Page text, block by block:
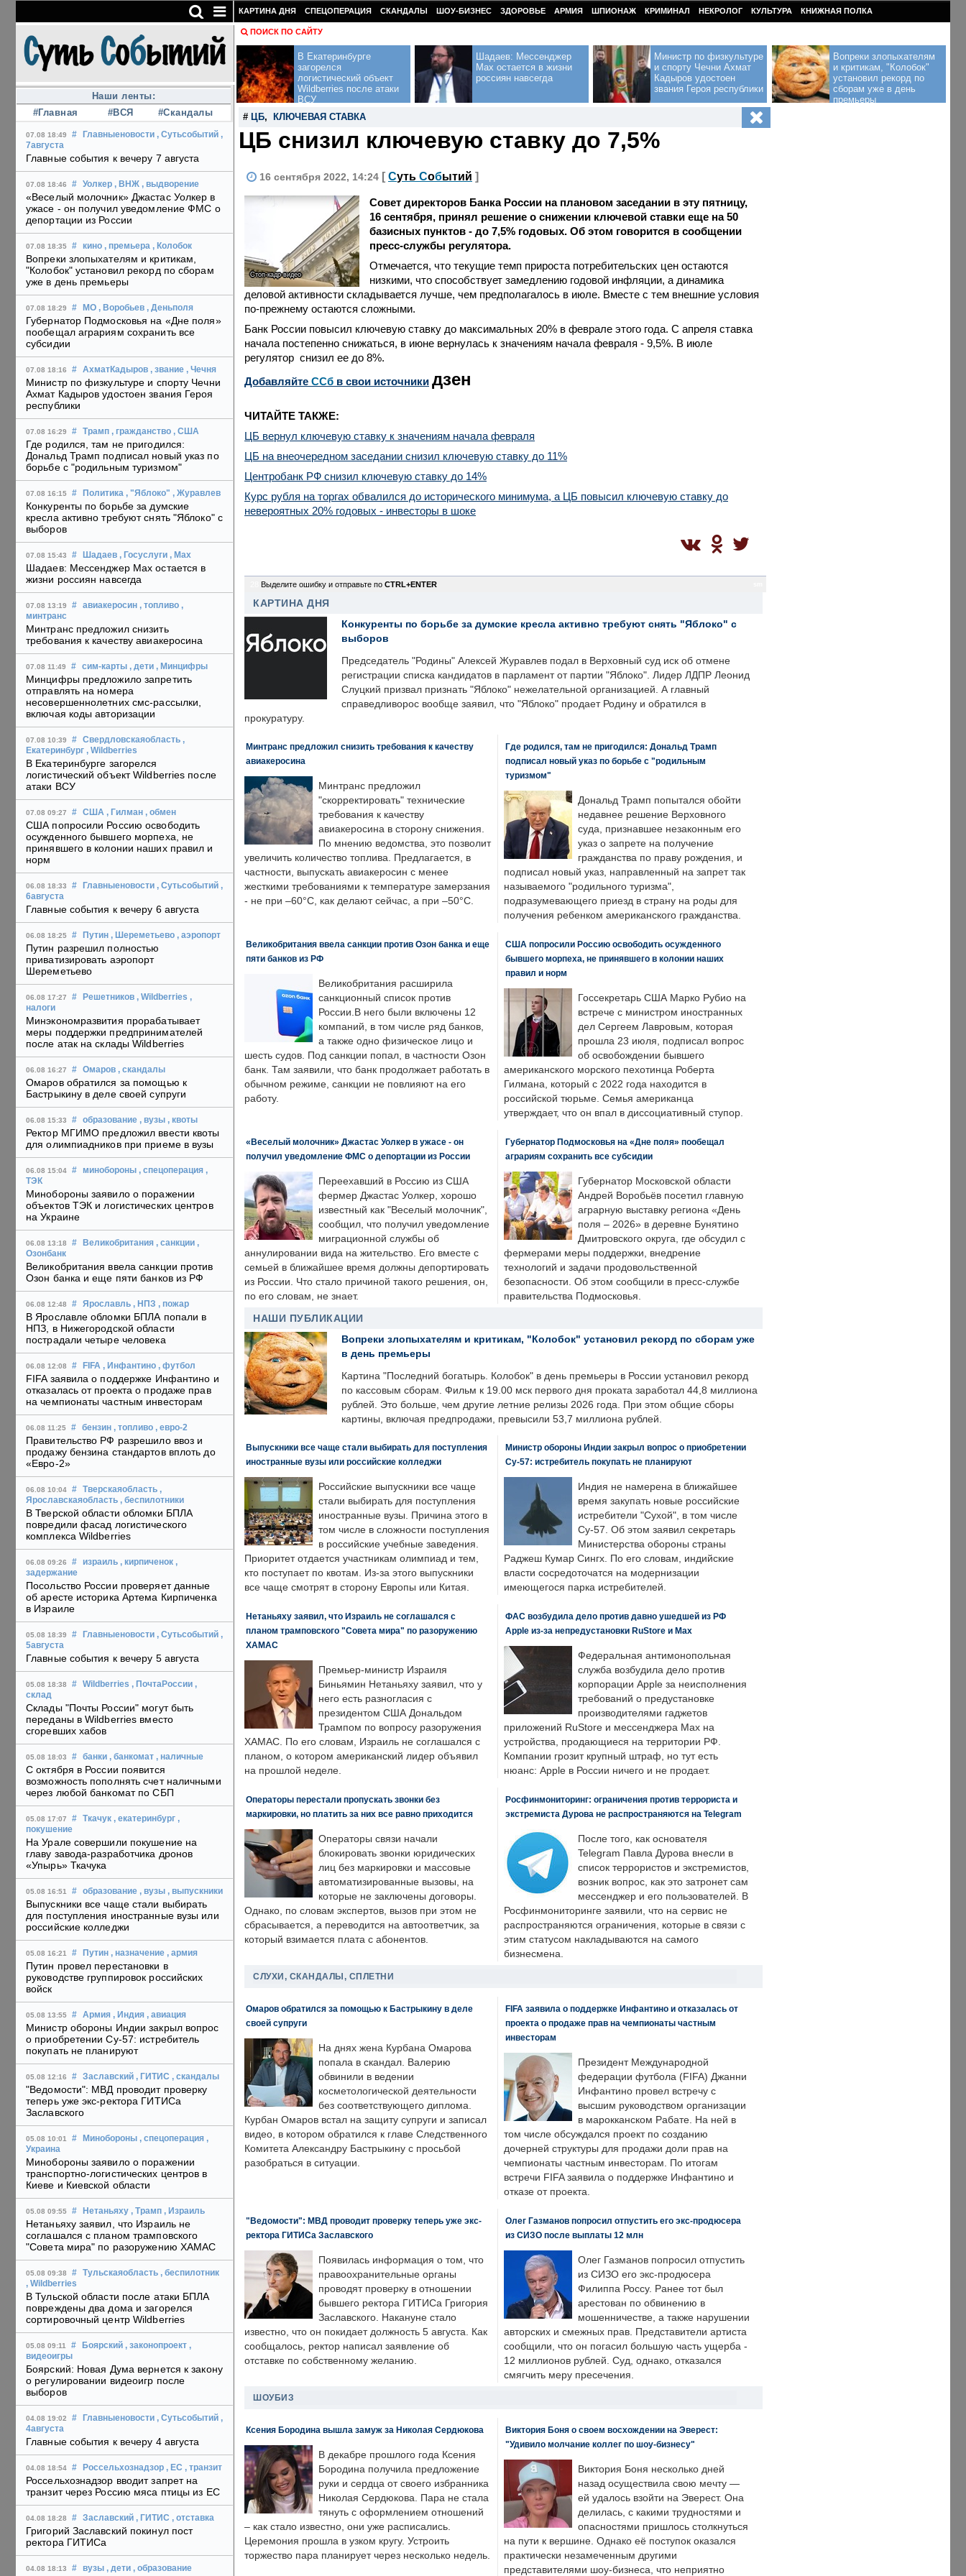
Наши ленты:
#Главная
#ВСЯ #Скандалы
07.08 18:49 # Главныеновости , Сутьсобытий ,
7августа
Главные события к вечеру 7 августа
07.08 18:46 # Уолкер , ВНЖ , выдворение
«Веселый молочник» Джастас Уолкер в
ужасе - он получил уведомление ФМС о
депортации из России
07.08 18:35 # кино , премьера , Колобок
Вопреки злопыхателям и критикам,
"Колобок" установил рекорд по сборам
уже в день премьеры
07.08 18:29 # МО , Воробьев , Деньполя
Губернатор Подмосковья на «Дне поля»
пообещал аграриям сохранить все
субсидии
07.08 18:16 # АхматКадыров , звание , Чечня
Министр по физкультуре и спорту Чечни
Ахмат Кадыров удостоен звания Героя
республики
07.08 16:29 # Трамп , гражданство , США
Где родился, там не пригодился:
Дональд Трамп подписал новый указ по
борьбе с "родильным туризмом"
07.08 16:15 # Политика , "Яблоко" , Журавлев
Конкуренты по борьбе за думские
кресла активно требуют снять "Яблоко" с
выборов
07.08 15:43 # Шадаев , Госуслуги , Max
Шадаев: Мессенджер Max остается в
жизни россиян навсегда
07.08 13:19 # авиакеросин , топливо ,
минтранс
Минтранс предложил снизить
требования к качеству авиакеросина
07.08 11:49 # сим-карты , дети , Минцифры
Минцифры предложило запретить
отправлять на номера
несовершеннолетних смс-рассылки,
включая коды авторизации
07.08 10:39 # Свердловскаяобласть ,
Екатеринбург , Wildberries
В Екатеринбурге загорелся
логистический объект Wildberries после
атаки ВСУ
07.08 09:27 # США , Гилман , обмен
США попросили Россию освободить
осужденного бывшего морпеха, не
принявшего в колонии наших правил и
норм
06.08 18:33 # Главныеновости , Сутьсобытий ,
6августа
Главные события к вечеру 6 августа
06.08 18:25 # Путин , Шереметьево , аэропорт
Путин разрешил полностью
приватизировать аэропорт
Шереметьево
06.08 17:27 # Решетников , Wildberries ,
налоги
Минэкономразвития прорабатывает
меры поддержки предпринимателей
после атак на склады Wildberries
06.08 16:27 # Омаров , скандалы
Омаров обратился за помощью к
Бастрыкину в деле своей супруги
06.08 15:33 # образование , вузы , квоты
Ректор МГИМО предложил ввести квоты
для олимпиадников при приеме в вузы
06.08 15:04 # минобороны , спецоперация ,
ТЭК
Минобороны заявило о поражении
объектов ТЭК и логистических центров
на Украине
06.08 13:18 # Великобритания , санкции ,
Озонбанк
Великобритания ввела санкции против
Озон банка и еще пяти банков из РФ
06.08 12:48 # Ярославль , НПЗ , пожар
В Ярославле обломки БПЛА попали в
НПЗ, в Нижегородской области
пострадали четыре человека
06.08 12:08 # FIFA , Инфантино , футбол
FIFA заявила о поддержке Инфантино и
отказалась от проекта о продаже прав
на чемпионаты частным инвесторам
06.08 11:25 # бензин , топливо , евро-2
Правительство РФ разрешило ввоз и
продажу бензина стандартов вплоть до
«Евро-2»
06.08 10:04 # Тверскаяобласть ,
Ярославскаяобласть , беспилотники
В Тверской области обломки БПЛА
повредили фасад логистического
комплекса Wildberries
06.08 09:26 # израиль , кирпиченок ,
задержание
Посольство России проверяет данные
об аресте историка Артема Кирпиченка
в Израиле
05.08 18:39 # Главныеновости , Сутьсобытий ,
5августа
Главные события к вечеру 5 августа
05.08 18:38 # Wildberries , ПочтаРоссии ,
склад
Склады "Почты России" могут быть
переданы в Wildberries вместо
сгоревших хабов
05.08 18:03 # банки , банкомат , наличные
С октября в России появится
возможность пополнять счет наличными
через любой банкомат по СБП
05.08 17:07 # Ткачук , екатеринбург ,
покушение
На Урале совершили покушение на
главу завода-разработчика дронов
«Упырь» Ткачука
05.08 16:51 # образование , вузы , выпускники
Выпускники все чаще стали выбирать
для поступления иностранные вузы или
российские колледжи
05.08 16:21 # Путин , назначение , армия
Путин провел перестановки в
руководстве группировок российских
войск
05.08 13:55 # Армия , Индия , авиация
Министр обороны Индии закрыл вопрос
о приобретении Су-57: истребитель
покупать не планируют
05.08 12:16 # Заславский , ГИТИС , скандалы
"Ведомости": МВД проводит проверку
теперь уже экс-ректора ГИТИСа
Заславского
05.08 10:01 # Минобороны , спецоперация ,
Украина
Минобороны заявило о поражении
транспортно-логистических центров в
Киеве и Киевской области
05.08 09:55 # Нетаньяху , Трамп , Израиль
Нетаньяху заявил, что Израиль не
соглашался с планом трамповского
"Совета мира" по разоружению ХАМАС
05.08 09:38 # Тульскаяобласть , беспилотник
, Wildberries
В Тульской области после атаки БПЛА
повреждены два дома и загорелся
сортировочный центр Wildberries
05.08 09:11 # Боярский , законопроект ,
видеоигры
Боярский: Новая Дума вернется к закону
о регулировании видеоигр после
выборов
04.08 19:02 # Главныеновости , Сутьсобытий ,
4августа
Главные события к вечеру 4 августа
04.08 18:54 # Россельхознадзор , ЕС , транзит
Россельхознадзор вводит запрет на
транзит через Россию мяса птицы из ЕС
04.08 18:28 # Заславский , ГИТИС , отставка
Григорий Заславский покинул пост
ректора ГИТИСа
04.08 18:13 # вузы , дети , образование
КАРТИНА ДНЯ СПЕЦОПЕРАЦИЯ СКАНДАЛЫ ШОУ-БИЗНЕС ЗДОРОВЬЕ АРМИЯ ШПИОНАЖ КРИМИНАЛ НЕКРОЛОГ КУЛЬТУРА КНИЖНАЯ ПОЛКА
ПОИСК ПО САЙТУ
В Екатеринбурге
загорелся
логистический объект
Wildberries после атаки
ВСУ
Шадаев: Мессенджер
Max остается в жизни
россиян навсегда
Министр по физкультуре
и спорту Чечни Ахмат
Кадыров удостоен
звания Героя республики
Вопреки злопыхателям
и критикам, "Колобок"
установил рекорд по
сборам уже в день
премьеры
# ЦБ, КЛЮЧЕВАЯ СТАВКА
ЦБ снизил ключевую ставку до 7,5%
16 сентября 2022, 14:24 [ Суть Событий ]
Стоп-кадр видео
Совет директоров Банка России на плановом заседании в эту пятницу,
16 сентября, принял решение о снижении ключевой ставки еще на 50
базисных пунктов - до 7,5% годовых. Об этом говорится в сообщении
пресс-службы регулятора.
Отмечается, что текущие темп прироста потребительских цен остаются
низкими, что способствует замедлению годовой инфляции, а динамика
деловой активности складывается лучше, чем предполагалось в июле. Вместе с тем внешние условия
по-прежнему остаются сложными.
Банк России повысил ключевую ставку до максимальных 20% в феврале этого года. С апреля ставка
начала постепенно снижаться, в июне вернулась к значениям начала февраля - 9,5%. В июле
регулятор снизил ее до 8%.
Добавляйте CСб в свои источники дзен
ЧИТАЙТЕ ТАКЖЕ:
ЦБ вернул ключевую ставку к значениям начала февраля
ЦБ на внеочередном заседании снизил ключевую ставку до 11%
Центробанк РФ снизил ключевую ставку до 14%
Курс рубля на торгах обвалился до исторического минимума, а ЦБ повысил ключевую ставку до
невероятных 20% годовых - инвесторы в шоке
Выделите ошибку и отправьте по CTRL+ENTER
КАРТИНА ДНЯ
Конкуренты по борьбе за думские кресла активно требуют снять "Яблоко" с
выборов
Председатель "Родины" Алексей Журавлев подал в Верховный суд иск об отмене
регистрации списка кандидатов в парламент от партии "Яблоко". Лидер ЛДПР Леонид
Слуцкий призвал признать "Яблоко" нежелательной организацией. А главный
справедливорос вообще заявил, что "Яблоко" продает Родину и обратился в
прокуратуру.
Минтранс предложил снизить требования к качеству
авиакеросина
Минтранс предложил
"скорректировать" технические
требования к качеству
авиакеросина в сторону снижения.
По мнению ведомства, это позволит
увеличить количество топлива. Предлагается, в
частности, выпускать авиакеросин с менее
жесткими требованиями к температуре замерзания
- не при –60°C, как делают сейчас, а при –50°C.
Где родился, там не пригодился: Дональд Трамп
подписал новый указ по борьбе с "родильным
туризмом"
Дональд Трамп попытался обойти
недавнее решение Верховного
суда, признавшее незаконным его
указ о запрете на получение
гражданства по праву рождения, и
подписал новый указ, направленный на запрет так
называемого "родильного туризма",
подразумевающего приезд в страну на роды для
получения ребенком американского гражданства.
Великобритания ввела санкции против Озон банка и еще
пяти банков из РФ
Великобритания расширила
санкционный список против
России.В него были включены 12
компаний, в том числе ряд банков,
а также одно физическое лицо и
шесть судов. Под санкции попал, в частности Озон
банк. Там заявили, что банк продолжает работать в
обычном режиме, санкции не повлияют на его
работу.
США попросили Россию освободить осужденного
бывшего морпеха, не принявшего в колонии наших
правил и норм
Госсекретарь США Марко Рубио на
встрече с министром иностранных
дел Сергеем Лавровым, которая
прошла 23 июля, подписал вопрос
об освобождении бывшего
американского морского пехотинца Роберта
Гилмана, который с 2022 года находится в
российской тюрьме. Семья американца
утверждает, что он впал в диссоциативный ступор.
«Веселый молочник» Джастас Уолкер в ужасе - он
получил уведомление ФМС о депортации из России
Переехавший в Россию из США
фермер Джастас Уолкер, хорошо
известный как "Веселый молочник",
сообщил, что получил уведомление
миграционной службы об
аннулировании вида на жительство. Его вместе с
семьей в ближайшее время должны депортировать
из России. Что стало причиной такого решения, он,
по его словам, не знает.
Губернатор Подмосковья на «Дне поля» пообещал
аграриям сохранить все субсидии
Губернатор Московской области
Андрей Воробьёв посетил главную
аграрную выставку региона «День
поля – 2026» в деревне Бунятино
Дмитровского округа, где обсудил с
фермерами меры поддержки, внедрение
технологий и задачи продовольственной
безопасности. Об этом сообщили в пресс-службе
правительства Подмосковья.
НАШИ ПУБЛИКАЦИИ
Вопреки злопыхателям и критикам, "Колобок" установил рекорд по сборам уже
в день премьеры
Картина "Последний богатырь. Колобок" в день премьеры в России установил рекорд
по кассовым сборам. Фильм к 19.00 мск первого дня проката заработал 44,8 миллиона
рублей. Это больше, чем другие летние релизы 2026 года. При этом общие сборы
картины, включая предпродажи, превысили 53,7 миллиона рублей.
Выпускники все чаще стали выбирать для поступления
иностранные вузы или российские колледжи
Российские выпускники все чаще
стали выбирать для поступления
иностранные вузы. Причина этого в
том числе в сложности поступления
в российские учебные заведения.
Приоритет отдается участникам олимпиад и тем,
кто поступает по квотам. Из-за этого выпускники
все чаще смотрят в сторону Европы или Китая.
Министр обороны Индии закрыл вопрос о приобретении
Су-57: истребитель покупать не планируют
Индия не намерена в ближайшее
время закупать новые российские
истребители "Сухой", в том числе
Су-57. Об этом заявил секретарь
Министерства обороны страны
Раджеш Кумар Сингх. По его словам, индийские
власти сосредоточатся на модернизации
имеющегося парка истребителей.
Нетаньяху заявил, что Израиль не соглашался с
планом трамповского "Совета мира" по разоружению
ХАМАС
Премьер-министр Израиля
Биньямин Нетаньяху заявил, что у
него есть разногласия с
президентом США Дональдом
Трампом по вопросу разоружения
ХАМАС. По его словам, Израиль не соглашался с
планом, о котором американский лидер объявил
на прошлой неделе.
ФАС возбудила дело против давно ушедшей из РФ
Apple из-за непредустановки RuStore и Max
Федеральная антимонопольная
служба возбудила дело против
корпорации Apple за неисполнения
требований о предустановке
производителями гаджетов
приложений RuStore и мессенджера Max на
устройства, продающиеся на территории РФ.
Компании грозит крупный штраф, но тут есть
нюанс: Apple в России ничего и не продает.
Операторы перестали пропускать звонки без
маркировки, но платить за них все равно приходится
Операторы связи начали
блокировать звонки юридических
лиц без маркировки и массовые
автоматизированные вызовы, на
которые не заключены договоры.
Однако, по словам экспертов, вызов при этом не
сбрасывается, а переводится на автоответчик, за
который взимается плата с абонентов.
Росфинмониторинг: ограничения против террориста и
экстремиста Дурова не распространяются на Telegram
После того, как основателя
Telegram Павла Дурова внесли в
список террористов и экстремистов,
возник вопрос, как это затронет сам
мессенджер и его пользователей. В
Росфинмониторинге заявили, что на сервис не
распространяются ограничения, которые в связи с
этим статусом накладываются на самого
бизнесмена.
СЛУХИ, СКАНДАЛЫ, СПЛЕТНИ
Омаров обратился за помощью к Бастрыкину в деле
своей супруги
На днях жена Курбана Омарова
попала в скандал. Валерию
обвинили в ведении
косметологической деятельности
без соответствующего диплома.
Курбан Омаров встал на защиту супруги и записал
видео, в котором обратился к главе Следственного
Комитета Александру Бастрыкину с просьбой
разобраться в ситуации.
FIFA заявила о поддержке Инфантино и отказалась от
проекта о продаже прав на чемпионаты частным
инвесторам
Президент Международной
федерации футбола (FIFA) Джанни
Инфантино провел встречу с
высшим руководством организации
в марокканском Рабате. На ней в
том числе обсуждался проект по созданию
дочерней структуры для продажи доли прав на
чемпионаты частным инвесторам. По итогам
встречи FIFA заявила о поддержке Инфантино и
отказе от проекта.
"Ведомости": МВД проводит проверку теперь уже экс-
ректора ГИТИСа Заславского
Появилась информация о том, что
правоохранительные органы
проводят проверку в отношении
бывшего ректора ГИТИСа Григория
Заславского. Накануне стало
известно, что он покидает должность 5 августа. Как
сообщалось, ректор написал заявление об
отставке по собственному желанию.
Олег Газманов попросил отпустить его экс-продюсера
из СИЗО после выплаты 12 млн
Олег Газманов попросил отпустить
из СИЗО его экс-продюсера
Филиппа Россу. Ранее тот был
арестован по обвинению в
мошенничестве, а также нарушении
авторских и смежных прав. Представители артиста
сообщили, что он погасил большую часть ущерба -
12 миллионов рублей. Суд, однако, отказался
смягчить меру пресечения.
ШОУБИЗ
Ксения Бородина вышла замуж за Николая Сердюкова
В декабре прошлого года Ксения
Бородина получила предложение
руки и сердца от своего избранника
Николая Сердюкова. Пара не стала
тянуть с оформлением отношений
– как стало известно, они уже расписались.
Церемония прошла в узком кругу. Устроить
торжество пара планирует через несколько недель.
Виктория Боня о своем восхождении на Эверест:
"Удивило молчание коллег по шоу-бизнесу"
Виктория Боня несколько дней
назад осуществила свою мечту —
ей удалось взойти на Эверест. Она
делилась, с какими трудностями и
опасностями пришлось столкнуться
на пути к вершине. Однако её поступок оказался
практически незамеченным другими
представителями шоу-бизнеса, что неприятно